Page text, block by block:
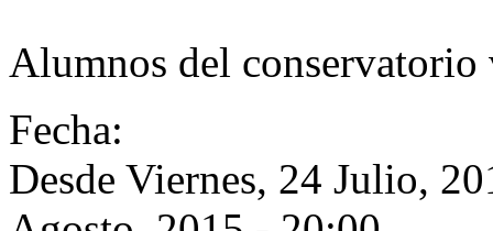
Alumnos del conservatorio
Fecha:
Desde Viernes, 24 Julio,